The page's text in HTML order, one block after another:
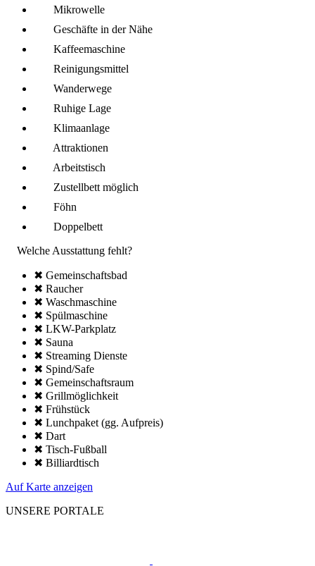
Mikro­welle
Geschäfte in der Nähe
Kaffee­maschine
Reinigungsmittel
Wanderwege
Ruhige Lage
Klima­anlage
Attraktionen
Arbeitstisch
Zustellbett möglich
Föhn
Doppelbett
Welche Ausstattung fehlt?
✖ Gemeinschafts­bad
✖ Raucher
✖ Wasch­maschine
✖ Spül­maschine
✖ LKW-Parkplatz
✖ Sauna
✖ Streaming Dienste
✖ Spind/Safe
✖ Gemeinschafts­raum
✖ Grillmöglich­keit
✖ Frühstück
✖ Lunchpaket (gg. Aufpreis)
✖ Dart
✖ Tisch-Fußball
✖ Billiardtisch
Auf Karte anzeigen
UNSERE PORTALE